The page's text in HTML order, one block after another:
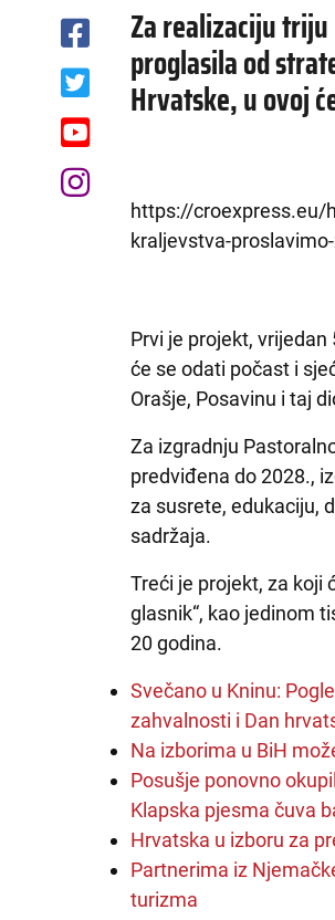
Za realizaciju
proglasila od
Hrvatske, u ovoj
https://croexpress.eu/
kraljevstva-
Prvi je projekt, vrijedan
će se odati počast i
Orašje, Posavinu i taj
Za izgradnju
predviđena do 2028.,
za susrete, edukaciju,
sadržaja.
Treći je projekt, za koji
glasnik“, kao jedinom
20 godina.
Svečano u Kninu:
zahvalnosti i Dan
Na izborima u BiH
Posušje ponovno
Klapska pjesma čuva
Hrvatska u izboru za
Partnerima iz
turizma